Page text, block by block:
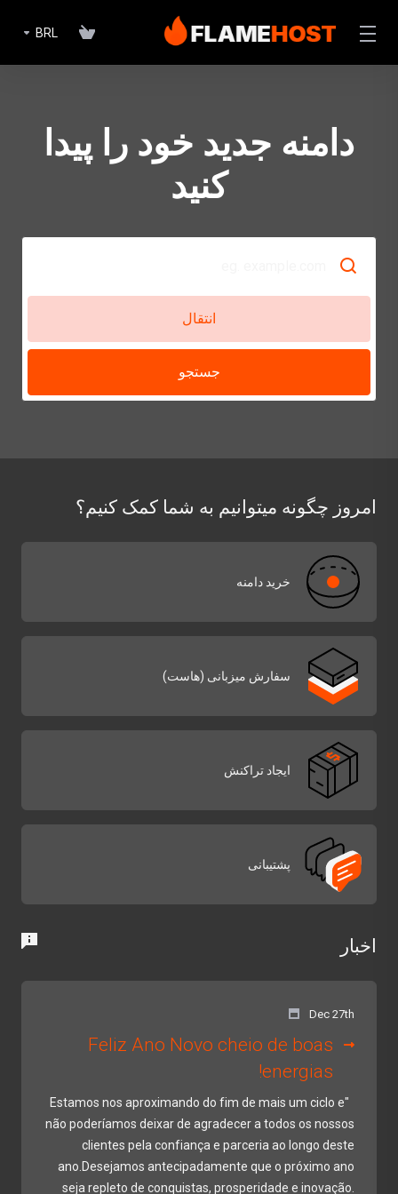
BRL
دامنه جدید خود را پیدا
کنید
انتقال
جستجو
امروز چگونه میتوانیم به شما کمک کنیم؟
خرید دامنه
سفارش میزبانی (هاست)
ایجاد تراکنش
پشتیبانی
اخبار
Dec 27th
Feliz Ano Novo cheio de boas
energias!
"Estamos nos aproximando do fim de mais um ciclo e
não poderíamos deixar de agradecer a todos os nossos
clientes pela confiança e parceria ao longo deste
ano.Desejamos antecipadamente que o próximo ano
seja repleto de conquistas, prosperidade e inovação.